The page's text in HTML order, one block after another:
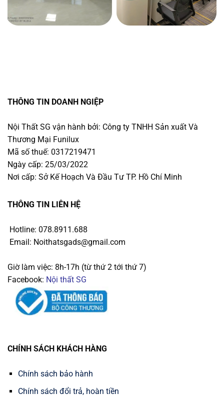
THÔNG TIN DOANH NGIỆP
Nội Thất SG vận hành bởi: Công ty TNHH Sản xuất Và
Thương Mại Funilux
Mã số thuế: 0317219471
Ngày cấp: 25/03/2022
Nơi cấp: Sở Kế Hoạch Và Đầu Tư TP. Hồ Chí Minh
THÔNG TIN LIÊN HỆ
Hotline: 078.8911.688
Email: Noithatsgads@gmail.com
Giờ làm việc: 8h-17h (từ thứ 2 tới thứ 7)
Facebook: Nội thất SG
CHÍNH SÁCH KHÁCH HÀNG
Chính sách bảo hành
Chính sách đổi trả, hoàn tiền